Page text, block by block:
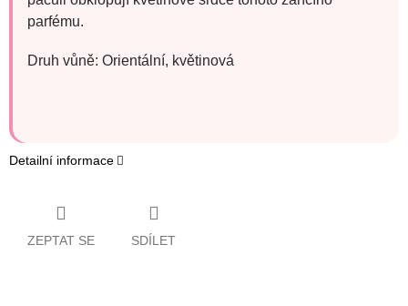
parfému.
Druh vůně: Orientální, květinová
Detailní informace
ZEPTAT SE SDÍLET